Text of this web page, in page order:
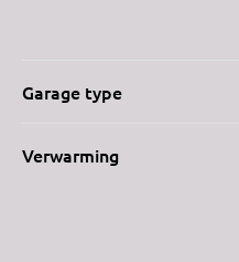
Garage type
Verwarming